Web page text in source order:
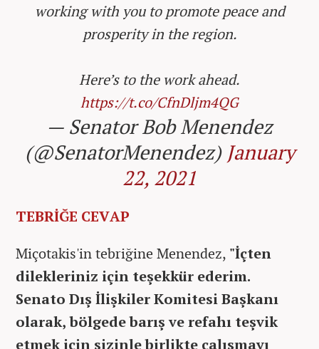
working with you to promote peace and
prosperity in the region.
Here’s to the work ahead.
https://t.co/CfnDljm4QG
— Senator Bob Menendez
(@SenatorMenendez) January
22, 2021
TEBRİĞE CEVAP
Miçotakis'in tebriğine Menendez, "İçten
dilekleriniz için teşekkür ederim.
Senato Dış İlişkiler Komitesi Başkanı
olarak, bölgede barış ve refahı teşvik
etmek için sizinle birlikte çalışmayı